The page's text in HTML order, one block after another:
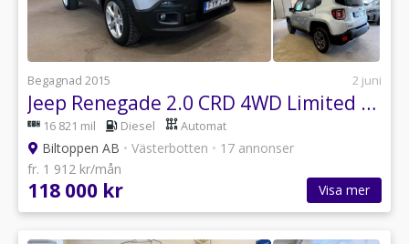
Begagnad 2015 2 juni
Jeep Renegade 2.0 CRD 4WD Limited 140 hk Motorvärmare / Skinn
16 821 mil Diesel Automat
Biltoppen AB • Västerbotten • 17 annonser
fr. 1 912 kr/mån
118 000 kr Visa mer